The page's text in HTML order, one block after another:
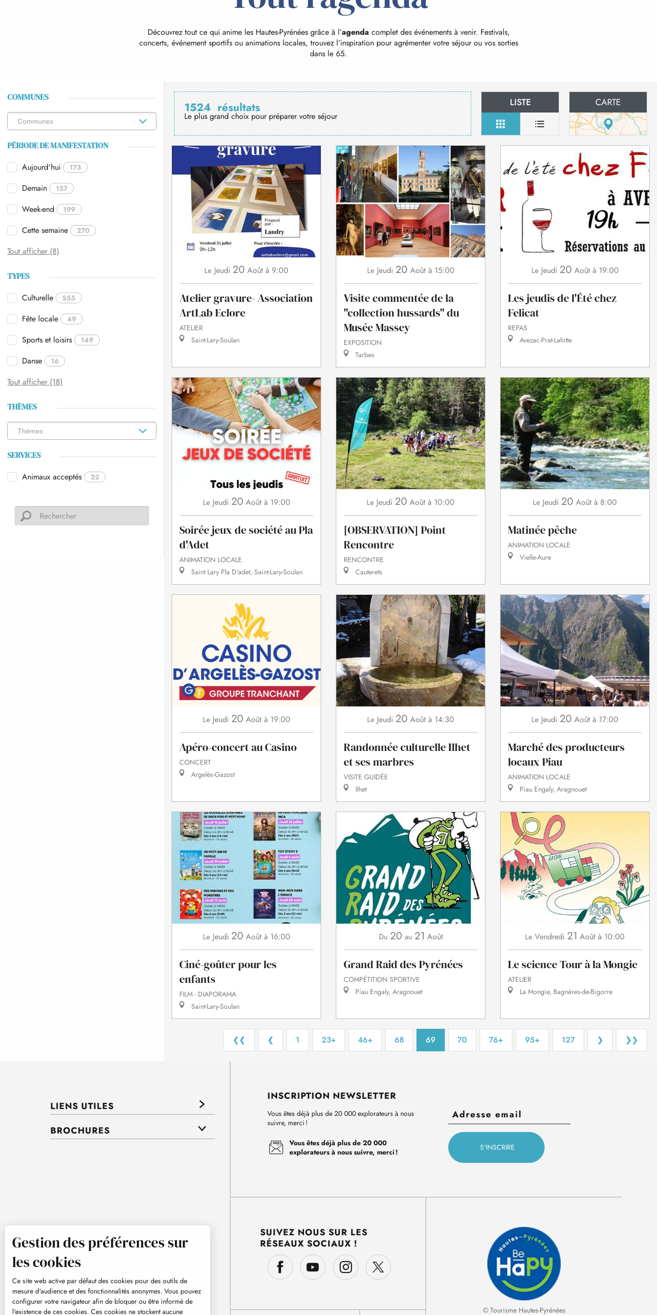
Découvrez tout ce qui anime les Hautes-Pyrénées grâce à l’agenda complet des événements à venir. Festivals,
concerts, événement sportifs ou animations locales, trouvez l’inspiration pour agrémenter votre séjour ou vos sorties
dans le 65.
COMMUNES
PÉRIODE DE MANIFESTATION
Aujourd'hui 173
Demain 157
Week-end 199
Cette semaine 270
Tout afficher (8)
TYPES
Culturelle 555
Fête locale 49
Sports et loisirs 149
Danse 16
Tout afficher (18)
THÈMES
SERVICES
Animaux acceptés 22
1524 résultats
Le plus grand choix pour préparer votre séjour
LISTE CARTE
Le Jeudi 20 Août à 9:00
Atelier gravure- Association
ArtLab Eclore
ATELIER
Saint-Lary-Soulan
Le Jeudi 20 Août à 15:00
Visite commentée de la
"collection hussards" du
Musée Massey
EXPOSITION
Tarbes
Le Jeudi 20 Août à 19:00
Les jeudis de l'Été chez
Felicat
REPAS
Avezac-Prat-Lahitte
Le Jeudi 20 Août à 19:00
Soirée jeux de société au Pla
d'Adet
ANIMATION LOCALE
Saint Lary Pla D'adet, Saint-Lary-Soulan
Le Jeudi 20 Août à 10:00
[OBSERVATION] Point
Rencontre
RENCONTRE
Cauterets
Le Jeudi 20 Août à 8:00
Matinée pêche
ANIMATION LOCALE
Vielle-Aure
Le Jeudi 20 Août à 19:00
Apéro-concert au Casino
CONCERT
Argelès-Gazost
Le Jeudi 20 Août à 14:30
Randonnée culturelle Ilhet
et ses marbres
VISITE GUIDÉE
Ilhet
Le Jeudi 20 Août à 17:00
Marché des producteurs
locaux Piau
ANIMATION LOCALE
Piau Engaly, Aragnouet
Le Jeudi 20 Août à 16:00
Ciné-goûter pour les
enfants
FILM - DIAPORAMA
Saint-Lary-Soulan
Du 20 au 21 Août
Grand Raid des Pyrénées
COMPÉTITION SPORTIVE
Piau Engaly, Aragnouet
Le Vendredi 21 Août à 10:00
Le science Tour à la Mongie
ATELIER
La Mongie, Bagnères-de-Bigorre
❮❮ ❮ 1 23+ 46+ 68 69 70 76+ 95+ 127 ❯ ❯❯
LIENS UTILES
BROCHURES
INSCRIPTION NEWSLETTER
Vous êtes déjà plus de 20 000 explorateurs à nous
suivre, merci !
Vous êtes déjà plus de 20 000
explorateurs à nous suivre, merci !
SUIVEZ NOUS SUR LES
RÉSEAUX SOCIAUX !
© Tourisme Hautes-Pyrénées
Gestion des préférences sur
les cookies
Ce site web active par défaut des cookies pour des outils de
mesure d'audience et des fonctionnalités anonymes. Vous pouvez
configurer votre navigateur afin de bloquer ou être informé de
l'existence de ces cookies. Ces cookies ne stockent aucune